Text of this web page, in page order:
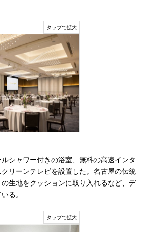
シャワー付きの浴室、無料の高速インタ
リーンテレビを設置した。名古屋の伝統
生地をクッションに取り入れるなど、デ
る。